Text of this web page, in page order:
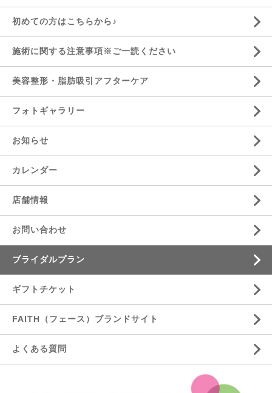
初めての方はこちらから♪
施術に関する注意事項※ご一読ください
美容整形・脂肪吸引アフターケア
フォトギャラリー
お知らせ
カレンダー
店舗情報
お問い合わせ
ブライダルプラン
ギフトチケット
FAITH（フェース）ブランドサイト
よくある質問